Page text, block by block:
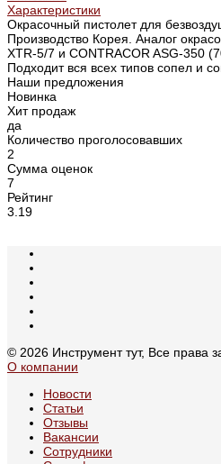
Характеристики
Окрасочный пистолет для
Производство Корея. Аналог
XTR-5/7 и CONTRACOR ASG-350
Подходит вся всех типов сопел и
Наши предложения
Новинка
Хит продаж
да
Количество проголосовавших
2
Сумма оценок
7
Рейтинг
3.19
© 2026 Инструмент тут, Все права
О компании
Новости
Статьи
Отзывы
Вакансии
Сотрудники